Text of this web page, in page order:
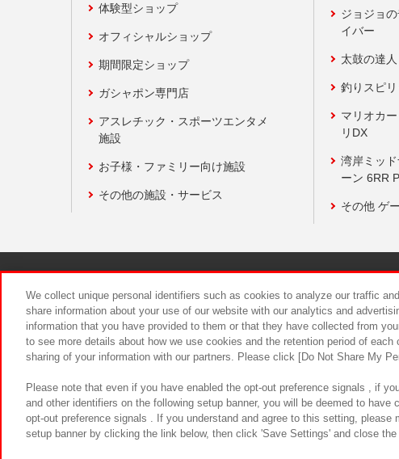
体験型ショップ
オフィシャルショップ
期間限定ショップ
ガシャポン専門店
アスレチック・スポーツエンタメ
施設
お子様・ファミリー向け施設
その他の施設・サービス
ジョジョ
イバー
太鼓の達人
釣りスピ
マリオカ
リDX
湾岸ミッ
ーン 6RR
その他 ゲ
食品のご提供につ
We collect unique personal identifiers such as cookies to analyze our traffic
share information about your use of our website with our analytics and
information that you have provided to them or that they have collected from
to see more details about how we use cookies and the retention period of
sharing of your information with our partners. Please click [Do Not Share My
Please note that even if you have enabled the opt-out preference signals , if
and other identifiers on the following setup banner, you will be deemed to have
opt-out preference signals . If you understand and agree to this setting, please
setup banner by clicking the link below, then click 'Save Settings' and close the